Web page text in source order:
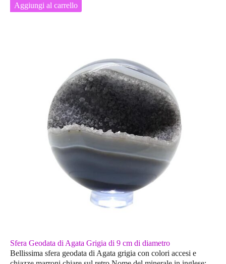
Aggiungi al carrello
Sfera Geodata di Agata Grigia di 9 cm di diametro
Bellissima sfera geodata di Agata grigia con colori accesi e